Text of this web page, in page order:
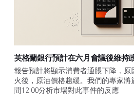
英格蘭銀行預計在六月會議後維持
報告預計將顯示消費者通脹下降，
火後，原油價格趨緩。我們的專家
間12:00分析市場對此事件的反應